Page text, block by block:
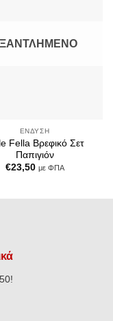
ΈΝΔΥΣΗ
Fella Βρεφικό Σετ
Παπιγιόν
€23,50 με ΦΠΑ